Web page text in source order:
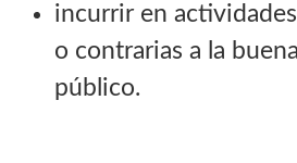
incurrir en
o contrarias a la
público.